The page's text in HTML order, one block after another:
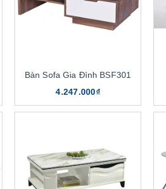
Bàn Sofa Gia Đình BSF301
4.247.000₫